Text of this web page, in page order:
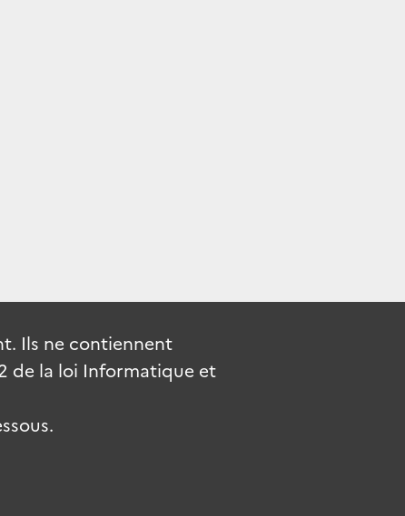
Ils ne contiennent
de la loi Informatique et